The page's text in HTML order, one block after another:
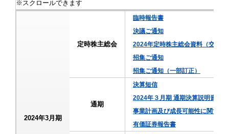
2024年3月期
定時株主総会
臨時報告書
決議ご通知
2024年定時株主総会資料（交付書
招集ご通知
招集ご通知（一部訂正）
通期
決算短信
2024年３月期 通期決算説明資料
事業計画及び成長可能性に関する
有価証券報告書